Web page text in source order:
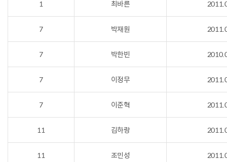
1 최바른
7 박재원
7 박한빈
7 이정무
7 이준혁
11 김하랑
11 조민성